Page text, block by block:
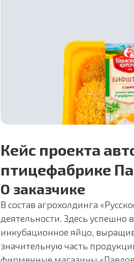
Кейс проекта
птицефабрике
О заказчике
В состав агрохолдинга
деятельности. Здесь
инкубационное яйцо,
значительную часть